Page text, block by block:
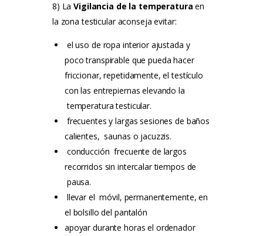
8) La Vigilancia de la temperatura en
la zona testicular aconseja evitar:
el uso de ropa interior ajustada y
poco transpirable que pueda hacer
friccionar, repetidamente, el testículo
con las entrepiernas elevando la
temperatura testicular.
frecuentes y largas sesiones de baños
calientes, saunas o jacuzzis.
conducción frecuente de largos
recorridos sin intercalar tiempos de
pausa.
llevar el móvil, permanentemente, en
el bolsillo del pantalón
apoyar durante horas el ordenador